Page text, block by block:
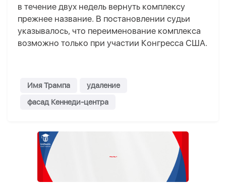
в течение двух недель вернуть комплексу
прежнее название. В постановлении судьи
указывалось, что переименование комплекса
возможно только при участии Конгресса США.
Имя Трампа
удаление
фасад Кеннеди-центра